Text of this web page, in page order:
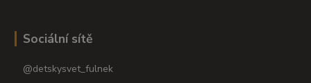
Sociální sítě
@detskysvet_fulnek